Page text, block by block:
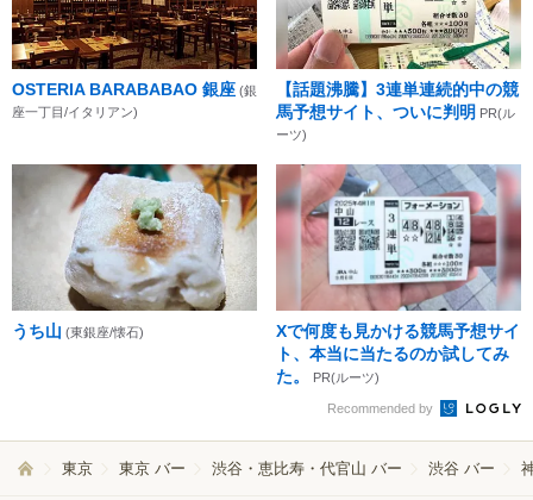
OSTERIA BARABABAO 銀座 (銀
座一丁目/イタリアン)
【話題沸騰】3連単連続的中の競
馬予想サイト、ついに判明 PR(ル
ーツ)
うち山 (東銀座/懐石)
Xで何度も見かける競馬予想サイ
ト、本当に当たるのか試してみ
た。
PR(ルーツ)
Recommended by
東京 東京 バー 渋谷・恵比寿・代官山 バー 渋谷 バー